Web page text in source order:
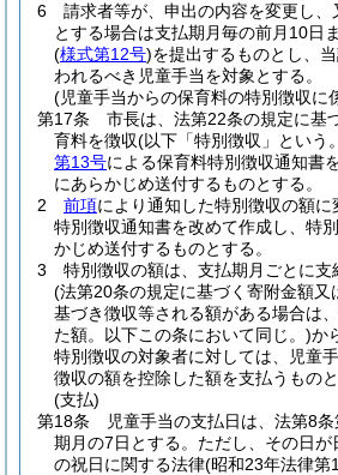
6
請求者等が、申出の内容を変更し、
とする場合は支払期月毎の前月10日
(様式第12号)を提出するものとし、
われるべき児童手当を対象とする。
(児童手当からの保育料の特別徴収に
第17条
市長は、法第22条の規定に基
育料を徴収(以下「特別徴収」という
第13号による保育料特別徴収通知書
にあらかじめ送付するものとする。
2
前項により通知した特別徴収の額に
特別徴収通知書を改めて作成し、特
かじめ送付するものとする。
3
特別徴収の額は、支払期月ごとに
(法第20条の規定に基づく寄附金額又
基づき徴収等される額がある場合は
た額。以下この条において同じ。)か
特別徴収の対象者に対しては、児童
徴収の額を控除した額を支払うものと
(支払)
第18条
児童手当の支払日は、法第8
期月の7日とする。 ただし、その日
の祝日に関する法律(昭和23年法律第